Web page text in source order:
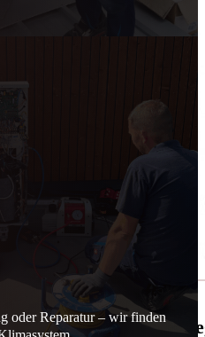
Energie für
oder Reparatur – wir finden